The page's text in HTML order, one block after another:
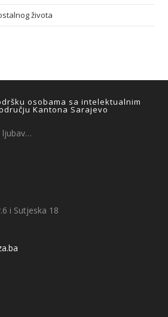
života
osobama sa intelektualnim
Kantona Sarajevo
ljubav…
i Sutjeska 18